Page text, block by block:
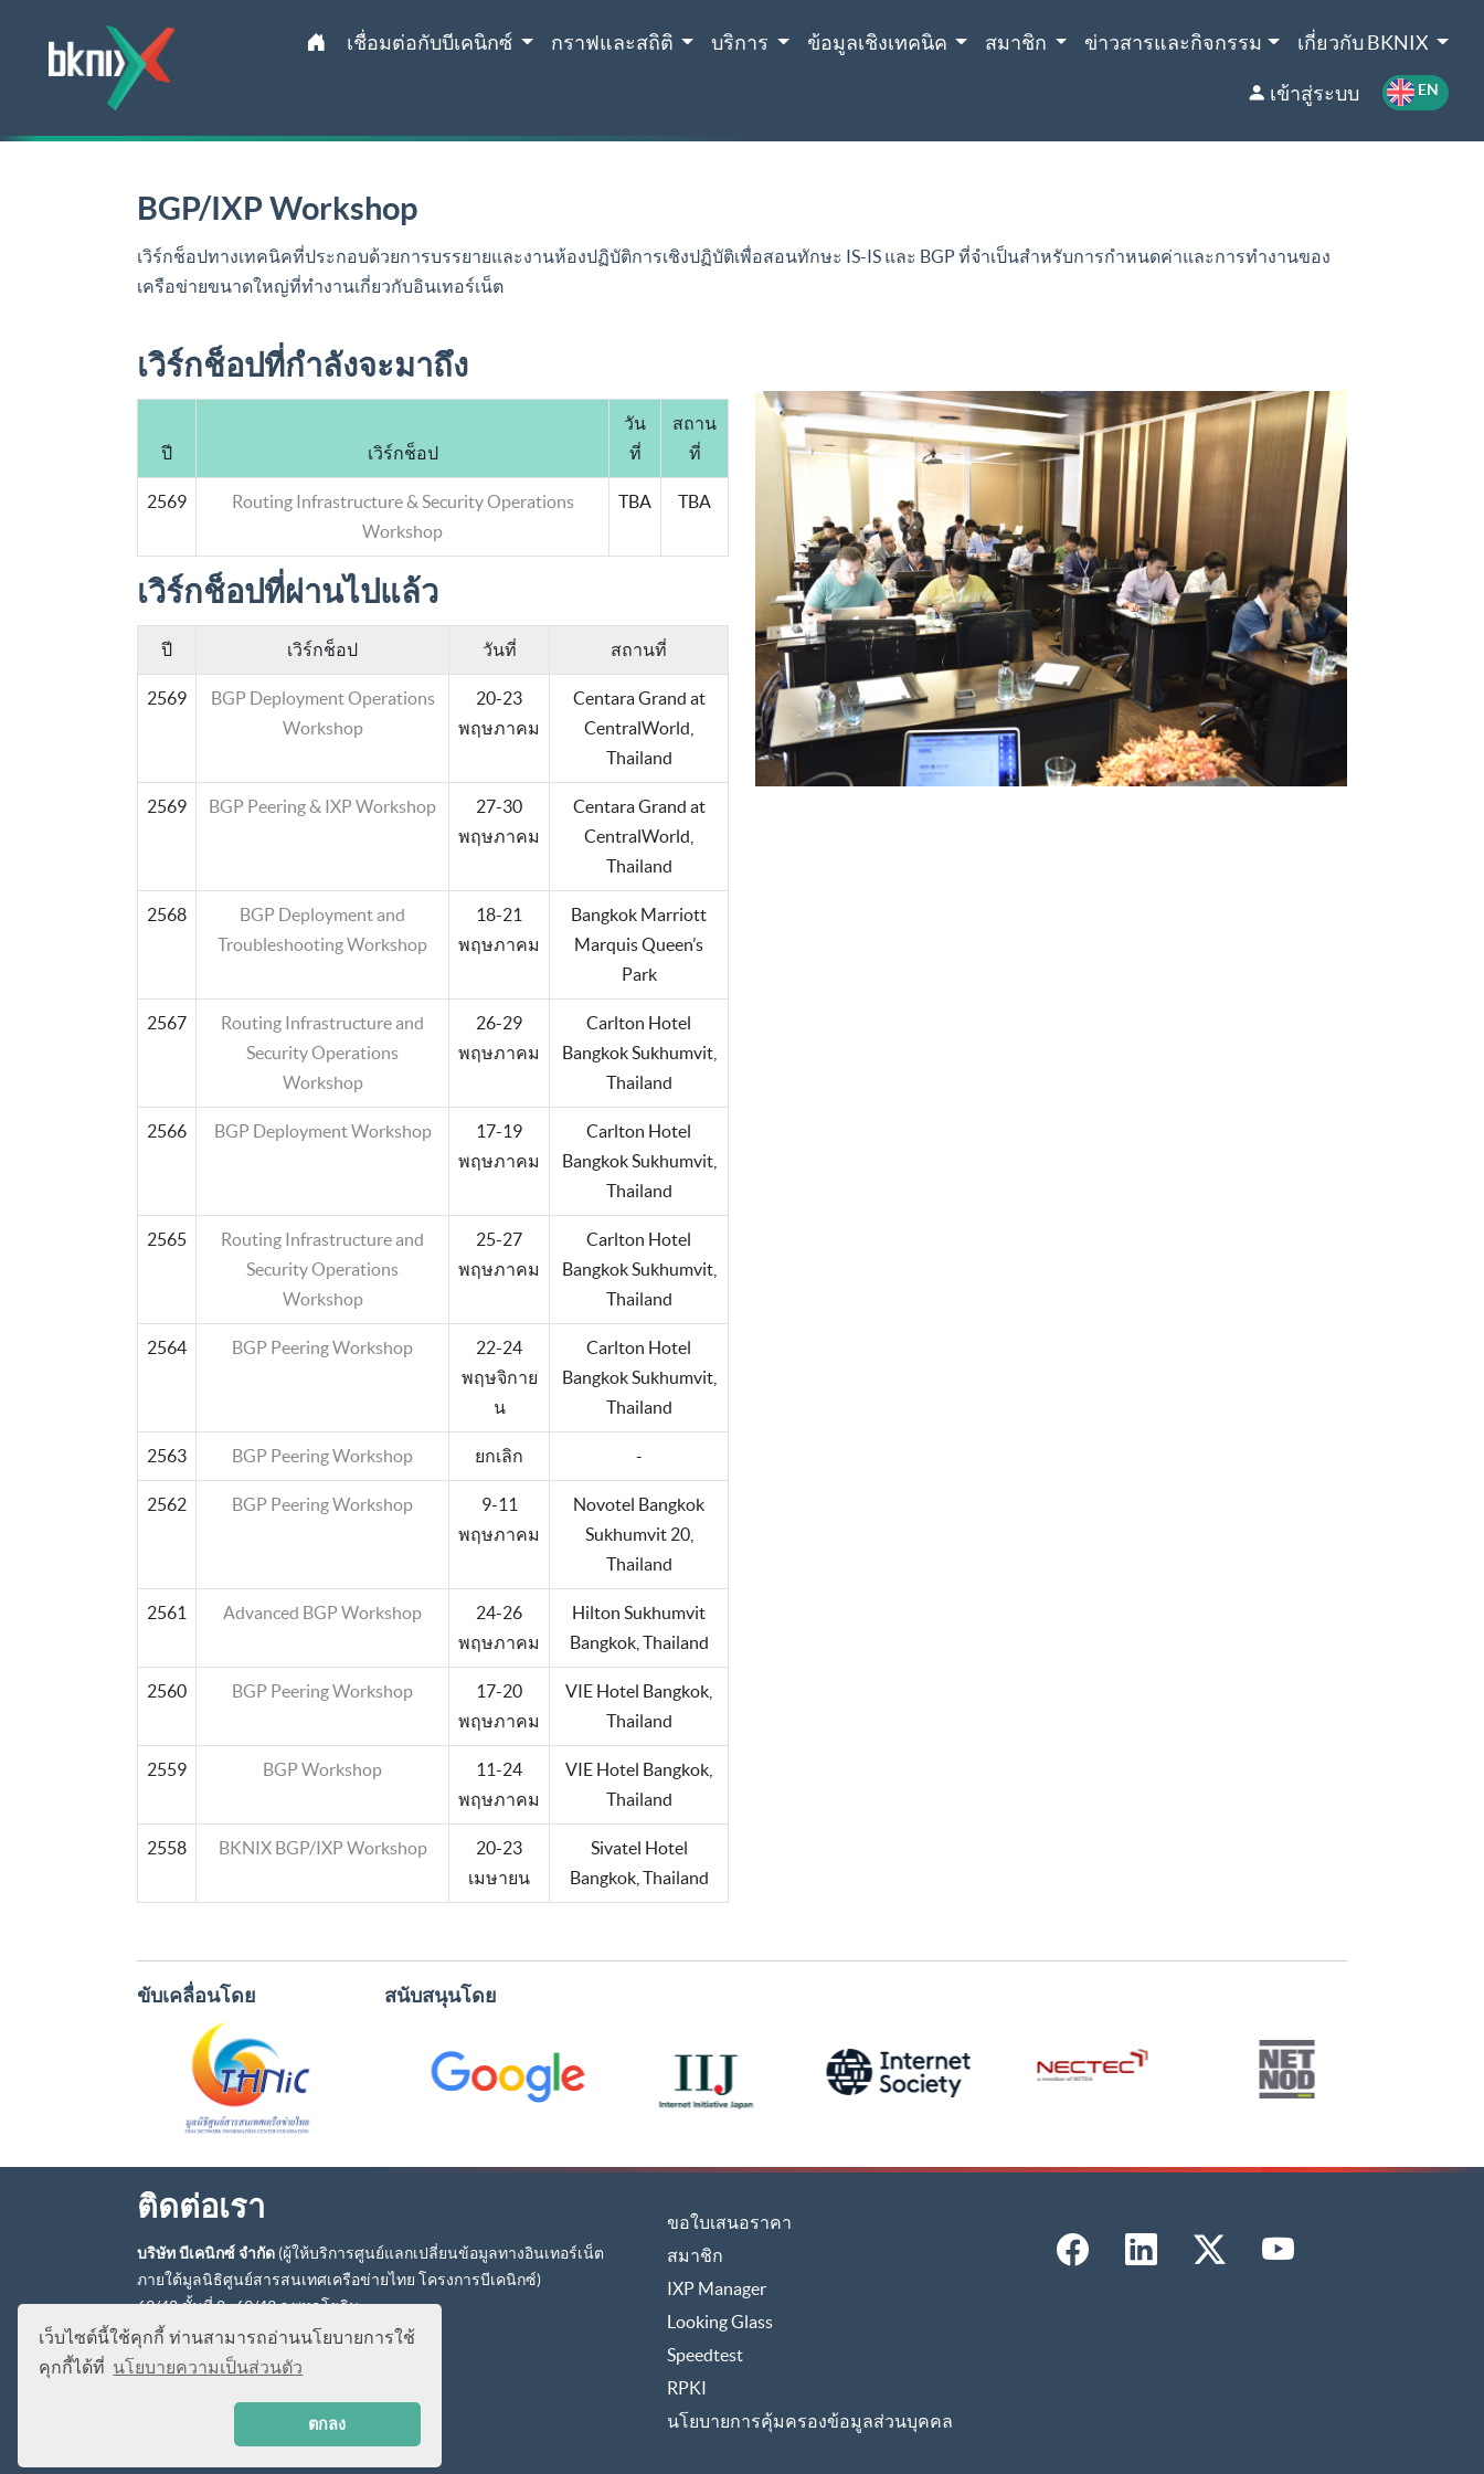
เว็บไซต์นี้ใช้คุกกี้ ท่านสามารถอ่านนโยบายการใช้
คุกกี้ได้ที่ นโยบายความเป็นส่วนตัว
ตกลง
เชื่อมต่อกับบีเคนิกซ์ กราฟและสถิติ บริการ ข้อมูลเชิงเทคนิค สมาชิก ข่าวสารและกิจกรรม เกี่ยวกับ BKNIX
เข้าสู่ระบบ TH EN
BGP/IXP Workshop
เวิร์กช็อปทางเทคนิคที่ประกอบด้วยการบรรยายและงานห้องปฏิบัติการเชิงปฏิบัติเพื่อสอนทักษะ IS-IS และ BGP ที่จำเป็นสำหรับการกำหนดค่าและการทำงานของ
เครือข่ายขนาดใหญ่ที่ทำงานเกี่ยวกับอินเทอร์เน็ต
เวิร์กช็อปที่กำลังจะมาถึง
ปี เวิร์กช็อป
วัน
ที่
สถาน
ที่
2569
Routing Infrastructure & Security Operations
Workshop
TBA TBA
เวิร์กช็อปที่ผ่านไปแล้ว
ปี เวิร์กช็อป วันที่ สถานที่
2569
BGP Deployment Operations
Workshop
20-23
พฤษภาคม
Centara Grand at
CentralWorld,
Thailand
2569 BGP Peering & IXP Workshop
27-30
พฤษภาคม
Centara Grand at
CentralWorld,
Thailand
2568
BGP Deployment and
Troubleshooting Workshop
18-21
พฤษภาคม
Bangkok Marriott
Marquis Queen’s
Park
2567
Routing Infrastructure and
Security Operations
Workshop
26-29
พฤษภาคม
Carlton Hotel
Bangkok Sukhumvit,
Thailand
2566 BGP Deployment Workshop
17-19
พฤษภาคม
Carlton Hotel
Bangkok Sukhumvit,
Thailand
2565
Routing Infrastructure and
Security Operations
Workshop
25-27
พฤษภาคม
Carlton Hotel
Bangkok Sukhumvit,
Thailand
2564 BGP Peering Workshop
22-24
พฤษจิกาย
น
Carlton Hotel
Bangkok Sukhumvit,
Thailand
2563 BGP Peering Workshop ยกเลิก -
2562 BGP Peering Workshop
9-11
พฤษภาคม
Novotel Bangkok
Sukhumvit 20,
Thailand
2561 Advanced BGP Workshop
24-26
พฤษภาคม
Hilton Sukhumvit
Bangkok, Thailand
2560 BGP Peering Workshop
17-20
พฤษภาคม
VIE Hotel Bangkok,
Thailand
2559 BGP Workshop
11-24
พฤษภาคม
VIE Hotel Bangkok,
Thailand
2558 BKNIX BGP/IXP Workshop
20-23
เมษายน
Sivatel Hotel
Bangkok, Thailand
ขับเคลื่อนโดย สนับสนุนโดย
ติดต่อเรา
บริษัท บีเคนิกซ์ จำกัด (ผู้ให้บริการศูนย์แลกเปลี่ยนข้อมูลทางอินเทอร์เน็ต
ภายใต้มูลนิธิศูนย์สารสนเทศเครือข่ายไทย โครงการบีเคนิกซ์)
69/42 ชั้นที่ 2 , 69/43 ถ.พหลโยธิน
แขวงอนุสาวรีย์ เขตบางเขน กรุงเทพฯ 10220
โทรศัพท์: (+66) 2107 1538
info[at]bknix.co.th
เลขประจำตัวผู้เสียภาษี : 0105557035841
ขอใบเสนอราคา
สมาชิก
IXP Manager
Looking Glass
Speedtest
RPKI
นโยบายการคุ้มครองข้อมูลส่วนบุคคล